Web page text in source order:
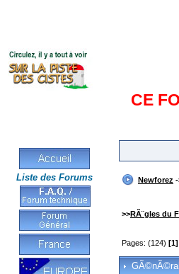
CE
Liste des Forums Newforez
>>RÃ¨gles du
Pages: (124) [1]
GÃ©nÃ©ral